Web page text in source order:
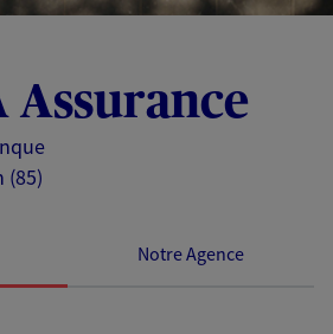
Assurance
(85)
Notre Agence